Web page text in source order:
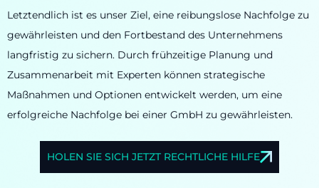
Letztendlich ist es unser Ziel, eine reibungslose Nachfolge zu
gewährleisten und den Fortbestand des Unternehmens
langfristig zu sichern. Durch frühzeitige Planung und
Zusammenarbeit mit Experten können strategische
Maßnahmen und Optionen entwickelt werden, um eine
erfolgreiche Nachfolge bei einer GmbH zu gewährleisten.
HOLEN SIE SICH JETZT RECHTLICHE HILFE